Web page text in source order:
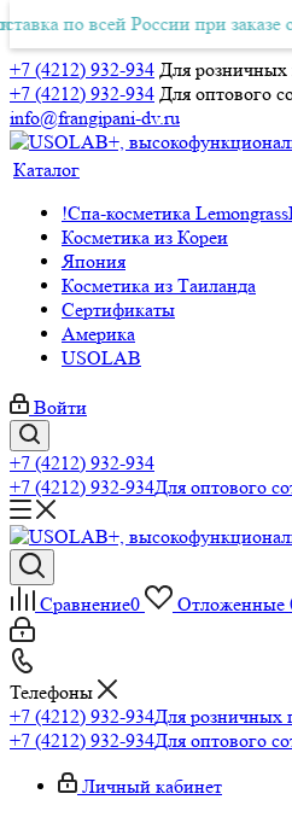
+7 (4212) 932-934 Для розничных
+7 (4212) 932-934 Для оптового
info@frangipani-dv.ru
Авиа-доставка по всей
всей России при заказе от 10
Каталог
!Спа-косметика
Косметика из Кореи
Япония
Косметика из Таиланда
Сертификаты
Америка
USOLAB
Войти
+7 (4212) 932-934
+7 (4212) 932-934Для оптового
Сравнение0 Отложенные
Телефоны
+7 (4212) 932-934Для розничных
+7 (4212) 932-934Для оптового
Личный кабинет